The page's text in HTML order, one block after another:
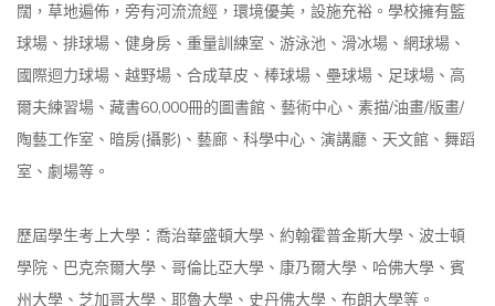
闊，草地遍佈，旁有河流流經，環境優美，設施充裕。學校擁有籃
球場、排球場、健身房、重量訓練室、游泳池、滑冰場、網球場、
國際迴力球場、越野場、合成草皮、棒球場、壘球場、足球場、高
爾夫練習場、藏書60,000冊的圖書館、藝術中心、素描/油畫/版畫/
陶藝工作室、暗房(攝影)、藝廊、科學中心、演講廳、天文館、舞蹈
室、劇場等。
歷屆學生考上大學：喬治華盛頓大學、約翰霍普金斯大學、波士頓
學院、巴克奈爾大學、哥倫比亞大學、康乃爾大學、哈佛大學、賓
州大學、芝加哥大學、耶魯大學、史丹佛大學、布朗大學等。